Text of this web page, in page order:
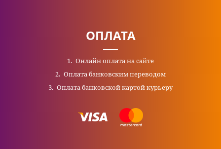
ОПЛАТА
Онлайн оплата на сайте
Оплата банковским переводом
Оплата банковской картой курьеру